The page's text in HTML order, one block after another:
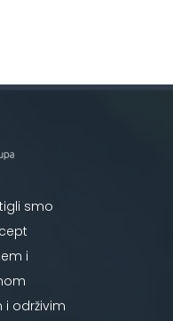
smo
i
održivim